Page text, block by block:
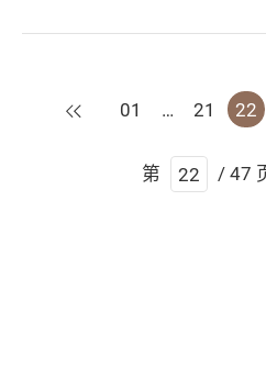
上一页
01 … 21 22
第 / 47